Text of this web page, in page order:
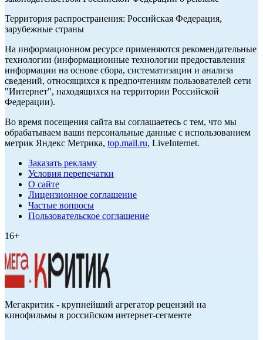
Территория распространения: Российская Федерация,
зарубежные страны
На информационном ресурсе применяются рекомендательные
технологии (информационные технологии предоставления
информации на основе сбора, систематизации и анализа
сведений, относящихся к предпочтениям пользователей сети
"Интернет", находящихся на территории Российской
Федерации).
Во время посещения сайта вы соглашаетесь с тем, что мы
обрабатываем ваши персональные данные с использованием
метрик Яндекс Метрика, top.mail.ru, LiveInternet.
Заказать рекламу
Условия перепечатки
О сайте
Лицензионное соглашение
Частые вопросы
Пользовательское соглашение
16+
Мегакритик - крупнейший агрегатор рецензий на
кинофильмы в российском интернет-сегменте